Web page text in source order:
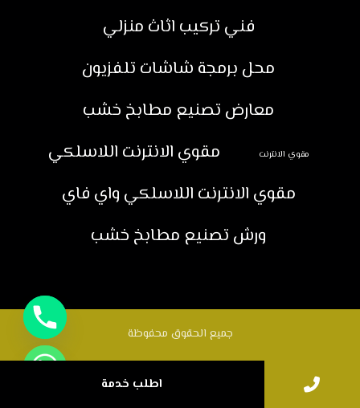
فني تركيب اثاث منزلي
محل برمجة شاشات تلفزيون
معارض تصنيع مطابخ خشب
مقوي الانترنت
مقوي الانترنت اللاسلكي
مقوي الانترنت اللاسلكي واي فاي
ورش تصنيع مطابخ خشب
جميع الحقوق محفوظة
اطلب خدمة